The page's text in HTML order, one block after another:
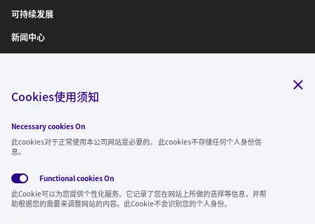
可持续发展
新闻中心
关注我们
全球隐私政
策
使用条
款
社交媒体方
针
Cookies使用须知
Necessary cookies On
此cookies对于正常使用本公司网站是必要的。 此cookies不存储任何个人身份信
息。
Functional cookiesOn
此Cookie可以为您提供个性化服务。它记录了您在网站上所做的选择等信息，并帮
助根据您的需要来调整网站的内容。此Cookie不会识别您的个人身份。